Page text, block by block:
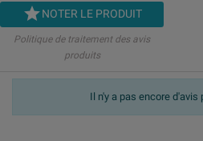
NOTER LE PRODUIT
Politique de traitement des avis
produits
Il n'y a pas encore d'avis